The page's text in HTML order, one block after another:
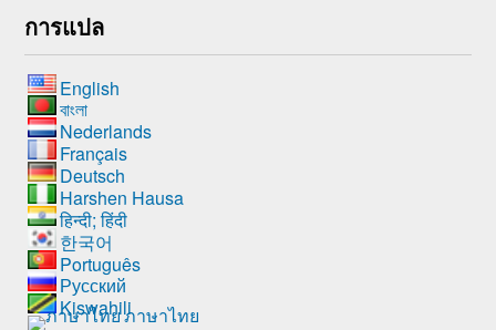
การแปล
English
বাংলা
Nederlands
Français
Deutsch
Harshen Hausa
हिन्दी; हिंदी
한국어
Português
Русский
Kiswahiliภาษาไทย